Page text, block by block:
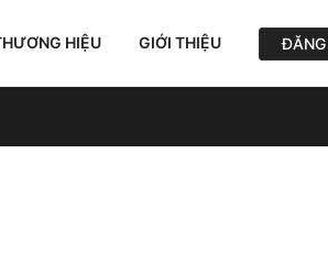
HIỆU GIỚI THIỆU